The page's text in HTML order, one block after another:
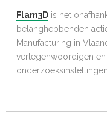
Flam3Dis het
belanghebbenden
Manufacturing in
vertegenwoordigen